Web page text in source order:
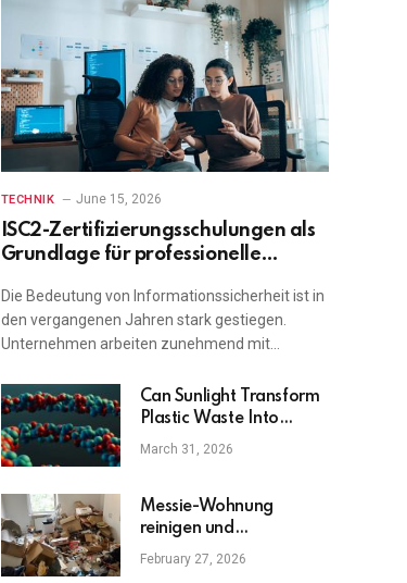
TECHNIK June 15, 2026
ISC2-Zertifizierungsschulungen als
Grundlage für professionelle
Die Bedeutung von Informationssicherheit ist in
den vergangenen Jahren stark gestiegen.
Unternehmen arbeiten zunehmend mit…
Can Sunlight Transform
Plastic Waste Into
Valuable Chemicals?
March 31, 2026
Messie-Wohnung
reinigen und
entrümpeln: Was kostet
das wirklich?
February 27, 2026